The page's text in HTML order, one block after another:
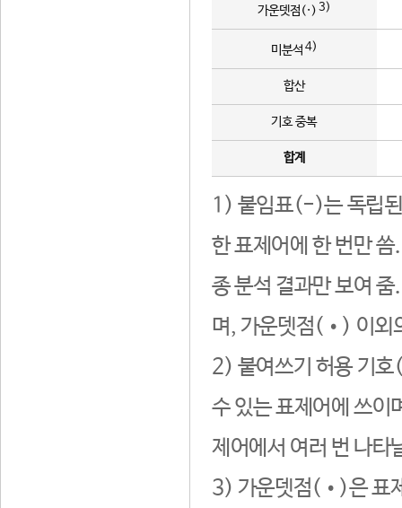
가운뎃점(·) 3)
미분석 4)
합산
기호 중복
합계
1) 붙임표(-)는 독립된
한 표제어에 한 번만
종 분석 결과만 보여
며, 가운뎃점(•) 이외
2) 붙여쓰기 허용 기호
수 있는 표제어에 쓰이
제어에서 여러 번 나타
3) 가운뎃점(•)은 표